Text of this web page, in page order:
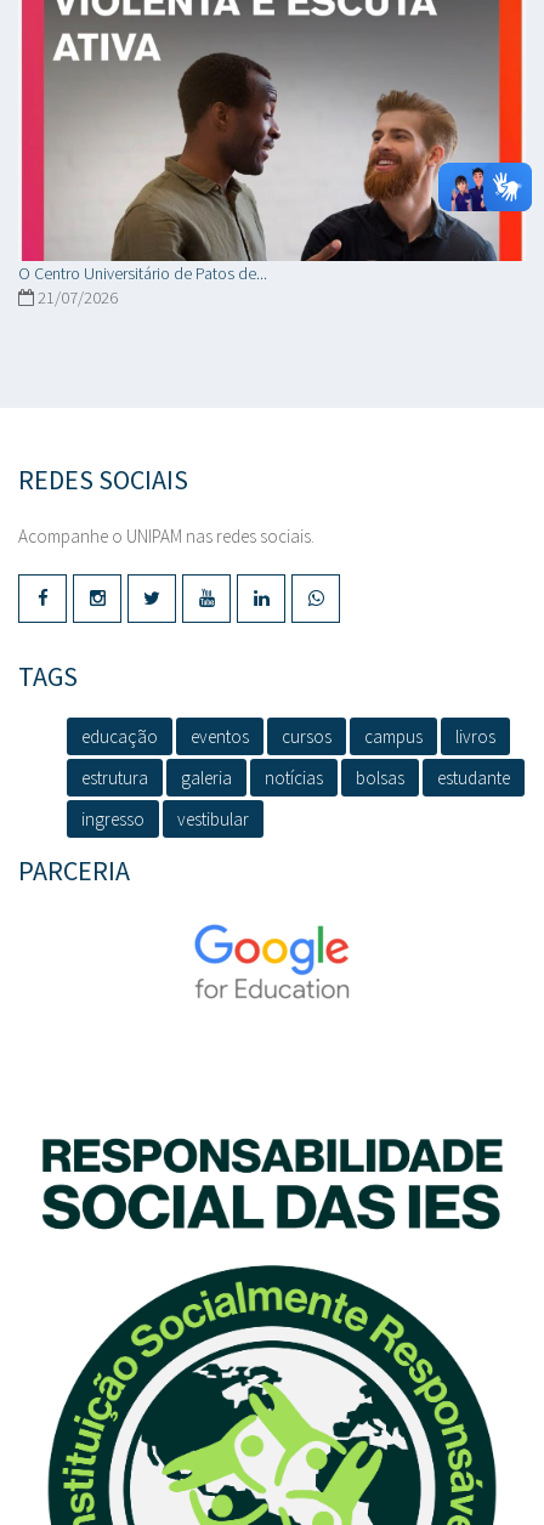
O Centro Universitário de Patos de...
21/07/2026
REDES SOCIAIS
Acompanhe o UNIPAM nas redes sociais.
TAGS
educação eventos cursos campus
livros
estrutura
galeria notícias bolsas
estudante
ingresso
vestibular
PARCERIA